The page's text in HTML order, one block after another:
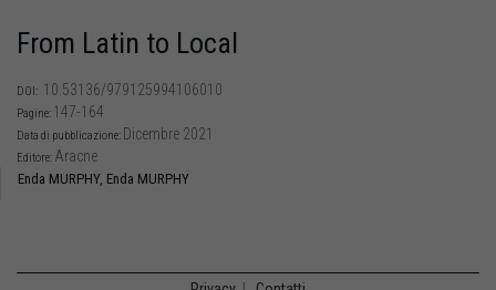
From Latin to Local
DOI: 10.53136/979125994106010
Pagine: 147-164
Data di pubblicazione: Dicembre 2021
Editore: Aracne
Enda MURPHY, Enda MURPHY